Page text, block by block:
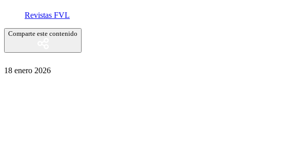
Revistas FVL
Comparte este contenido
18 enero 2026